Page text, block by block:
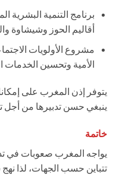
برنامج التنمية
أقاليم الحوز وشيشاوة
مشروع الأولويات
الأمية وتحسين الخدمات الطبية في
يتوفر إذن المغرب على
ينبغي حسن تدبيرها من أجل
خاتمة
يواجه المغرب صعوبات في
تتباين حسب الجهات، لذا